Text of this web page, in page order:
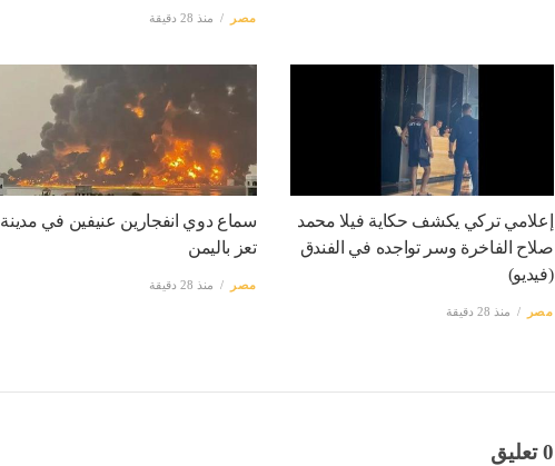
مصر منذ 28 دقيقة
إعلامي تركي يكشف حكاية فيلا محمد
صلاح الفاخرة وسر تواجده في الفندق
(فيديو)
مصر منذ 28 دقيقة
سماع دوي انفجارين عنيفين في مدينة
تعز باليمن
مصر منذ 28 دقيقة
0 تعليق